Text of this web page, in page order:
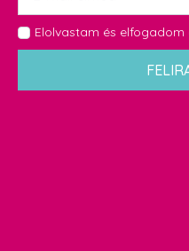
GDPR
*
Elolvastam és elfogadom